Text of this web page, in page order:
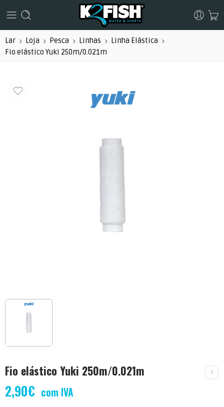
Lar Loja Pesca Linhas
Linha Elástica
Fio elástico Yuki 250m/0.021m
Fio elástico Yuki 250m/0.021m
2,90€ com IVA